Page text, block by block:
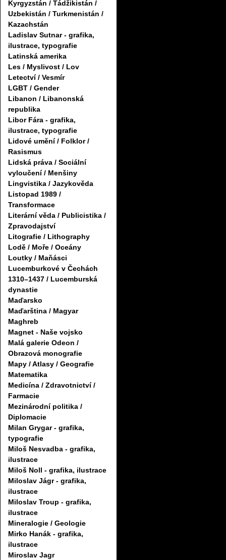
Kyrgyzstán / Tádžikistán /
Uzbekistán / Turkmenistán /
Kazachstán
Ladislav Sutnar - grafika,
ilustrace, typografie
Latinská amerika
Les / Myslivost / Lov
Letectví / Vesmír
LGBT / Gender
Libanon / Libanonská
republika
Libor Fára - grafika,
ilustrace, typografie
Lidové umění / Folklor /
Rasismus
Lidská práva / Sociální
vyloučení / Menšiny
Lingvistika / Jazykověda
Listopad 1989 /
Transformace
Literární věda / Publicistika /
Zpravodajství
Litografie / Lithography
Lodě / Moře / Oceány
Loutky / Maňásci
Lucemburkové v Čechách
1310–1437 / Lucemburská
dynastie
Maďarsko
Maďarština / Magyar
Maghreb
Magnet - Naše vojsko
Malá galerie Odeon /
Obrazová monografie
Mapy / Atlasy / Geografie
Matematika
Medicína / Zdravotnictví /
Farmacie
Mezinárodní politika /
Diplomacie
Milan Grygar - grafika,
typografie
Miloš Nesvadba - grafika,
ilustrace
Miloš Noll - grafika, ilustrace
Miloslav Jágr - grafika,
ilustrace
Miloslav Troup - grafika,
ilustrace
Mineralogie / Geologie
Mirko Hanák - grafika,
ilustrace
Miroslav Jagr